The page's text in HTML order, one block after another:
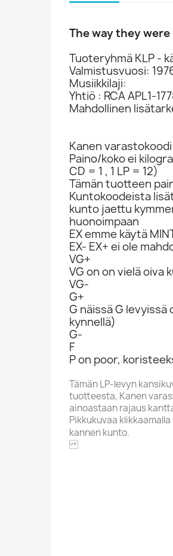
The way they were
Tuoteryhmä KLP -
Valmistusvuosi:
Musiikkilaji:
Yhtiö : RCA APL1-
Mahdollinen
Kanen
Paino/koko ei
CD = 1 , 1 LP = 12)
Tämän tuotteen
Kuntokoodeista
kunto jaettu
huonoimpaan
EX emme käytä
EX- EX+ ei ole
VG+
VG on on vielä oiva
VG-
G+
G näissä G
kynnellä)
G-
F
P on poor,
Tämän LP-levyn
tuotteesta, Kanen
ainoastaan rajaus
Pikkukuvaa
kannen kunto.